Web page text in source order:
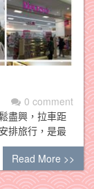
0 comment
盡興，拉車距
排旅行，是最
Read More >>